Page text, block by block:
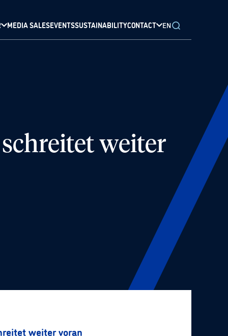
MEDIA SALESEVENTSSUSTAINABILITYCONTACT EN
weiter
weiter voran